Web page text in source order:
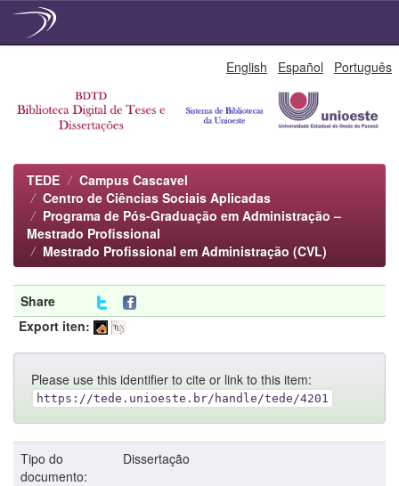
English Español Português
TEDE
Campus Cascavel
Centro de Ciências Sociais Aplicadas
Programa de Pós-Graduação em Administração –
Mestrado Profissional
Mestrado Profissional em Administração (CVL)
Share
Export iten:
Please use this identifier to cite or link to this item:
https://tede.unioeste.br/handle/tede/4201
Tipo do
documento:
Dissertação